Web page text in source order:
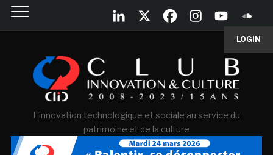
LOGIN
L'innovation technologique et sociale au service du
patrimoine et de la culture